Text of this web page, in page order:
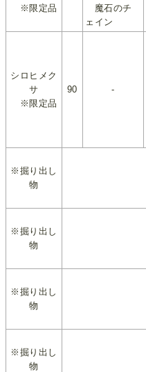
※限定品
魔石のチ
ェイン
シロヒメク
サ
※限定品
90 -
※掘り出し
物
※掘り出し
物
※掘り出し
物
※掘り出し
物